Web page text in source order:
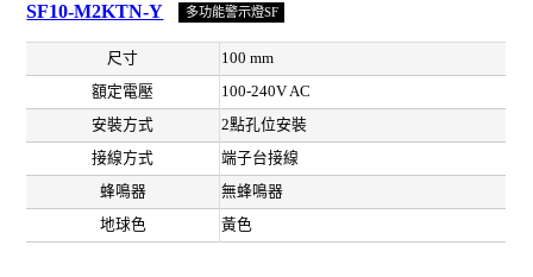
SF10-M2KTN-Y 多功能警示燈SF
尺寸
100 mm
額定電壓
100-240V AC
安裝方式
2點孔位安裝
接線方式
端子台接線
蜂鳴器
無蜂鳴器
地球色
黃色